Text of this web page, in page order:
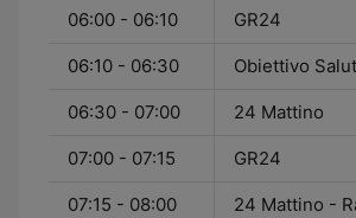
06:00 - 06:10 GR24
06:10 - 06:30 Obiettivo
06:30 - 07:00 24 Mattino
07:00 - 07:15 GR24
07:15 - 08:00
24 Mattino -